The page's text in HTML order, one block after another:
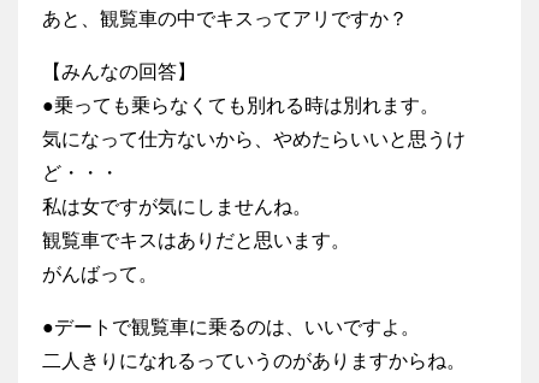
あと、観覧車の中でキスってアリですか？
【みんなの回答】
●乗っても乗らなくても別れる時は別れます。
気になって仕方ないから、やめたらいいと思うけ
ど・・・
私は女ですが気にしませんね。
観覧車でキスはありだと思います。
がんばって。
●デートで観覧車に乗るのは、いいですよ。
二人きりになれるっていうのがありますからね。